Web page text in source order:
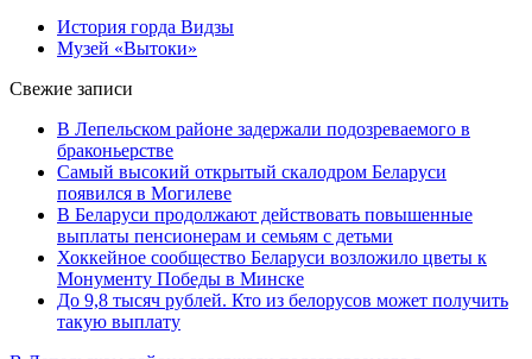
История горда Видзы
Музей «Вытоки»
Свежие записи
В Лепельском районе задержали подозреваемого в
браконьерстве
Самый высокий открытый скалодром Беларуси
появился в Могилеве
В Беларуси продолжают действовать повышенные
выплаты пенсионерам и семьям с детьми
Хоккейное сообщество Беларуси возложило цветы к
Монументу Победы в Минске
До 9,8 тысяч рублей. Кто из белорусов может получить
такую выплату